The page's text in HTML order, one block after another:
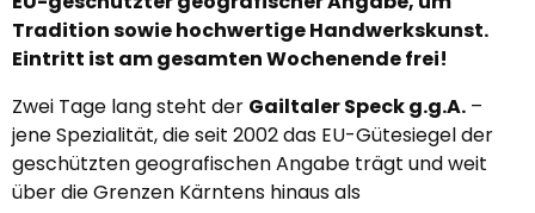
Tradition sowie hochwertige Handwerkskunst.
Eintritt ist am gesamten Wochenende frei!
Zwei Tage lang steht der Gailtaler Speck g.g.A. –
jene Spezialität, die seit 2002 das EU-Gütesiegel der
geschützten geografischen Angabe trägt und weit
über die Grenzen Kärntens hinaus als